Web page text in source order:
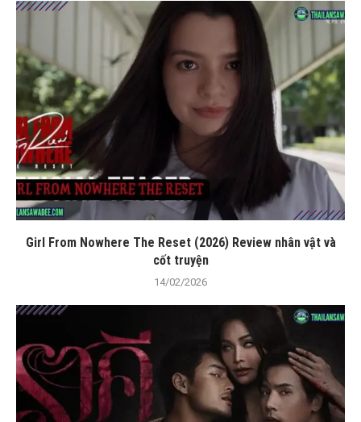
Girl From Nowhere The Reset (2026) Review nhân vật và
cốt truyện
14/02/2026